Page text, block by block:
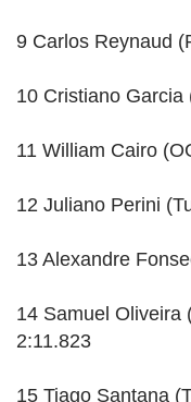
9 Carlos Reynaud
10 Cristiano
11 William Cairo
12 Juliano Perini
13 Alexandre
14 Samuel Oliveira
2:11.823
15 Tiago Santana